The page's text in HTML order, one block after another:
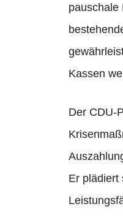
pauschale
Kassen
Der CDU-
Er plädiert